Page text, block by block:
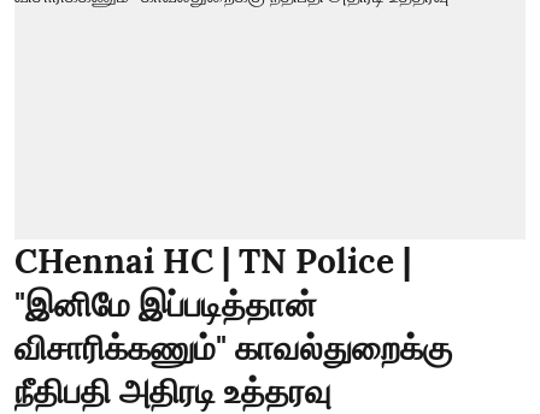
CHennai HC | TN Police |
"இனிமே இப்படித்தான்
விசாரிக்கணும்" காவல்துறைக்கு
நீதிபதி அதிரடி உத்தரவு